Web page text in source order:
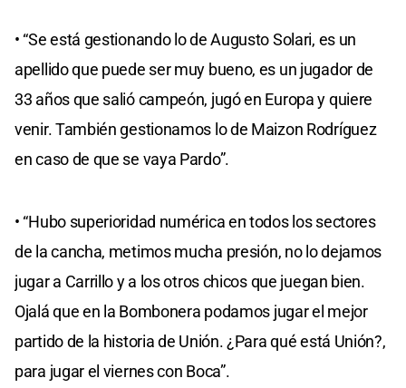
• “Se está gestionando lo de Augusto Solari, es un
apellido que puede ser muy bueno, es un jugador de
33 años que salió campeón, jugó en Europa y quiere
venir. También gestionamos lo de Maizon Rodríguez
en caso de que se vaya Pardo”.
• “Hubo superioridad numérica en todos los sectores
de la cancha, metimos mucha presión, no lo dejamos
jugar a Carrillo y a los otros chicos que juegan bien.
Ojalá que en la Bombonera podamos jugar el mejor
partido de la historia de Unión. ¿Para qué está Unión?,
para jugar el viernes con Boca”.